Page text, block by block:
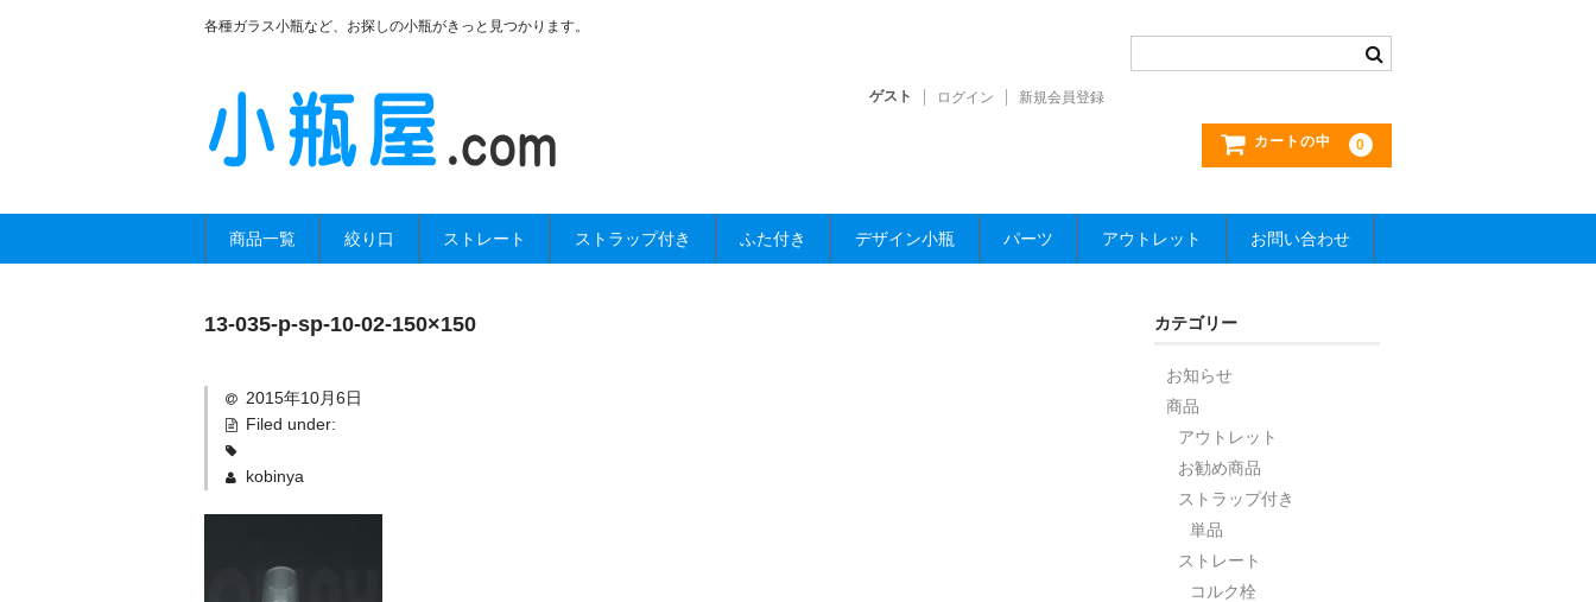
各種ガラス小瓶など、お探しの小瓶がきっと見つかります。
ゲスト ログイン 新規会員登録
カートの中 0
商品一覧 絞り口 ストレート ストラップ付き ふた付き デザイン小瓶 パーツ アウトレット お問い合わせ
13-035-p-sp-10-02-150×150
2015年10月6日
Filed under:
kobinya
カテゴリー
お知らせ
商品
アウトレット
お勧め商品
ストラップ付き
単品
ストレート
コルク栓